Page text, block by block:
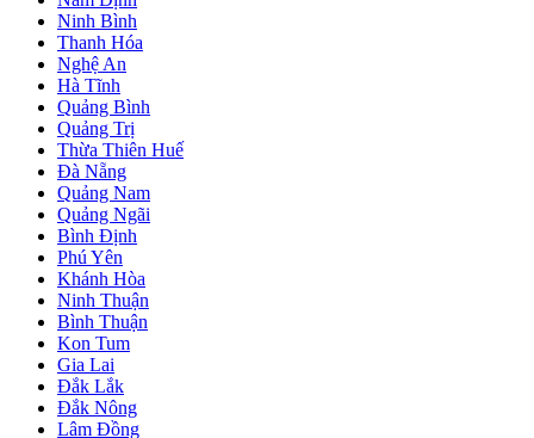
Ninh Bình
Thanh Hóa
Nghệ An
Hà Tĩnh
Quảng Bình
Quảng Trị
Thừa Thiên Huế
Đà Nẵng
Quảng Nam
Quảng Ngãi
Bình Định
Phú Yên
Khánh Hòa
Ninh Thuận
Bình Thuận
Kon Tum
Gia Lai
Đắk Lắk
Đắk Nông
Lâm Đồng